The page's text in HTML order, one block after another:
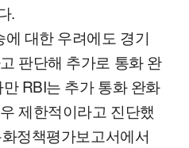
.
대한 우려에도 경기
판단해 추가로 통화 완
RBI는 추가 통화 완화
제한적이라고 진단했
정책평가보고서에서